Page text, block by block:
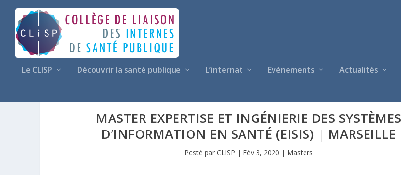
Le CLISP Découvrir la santé publique L’internat Evénements Actualités
MASTER EXPERTISE ET INGÉNIERIE DES SYSTÈMES
D’INFORMATION EN SANTÉ (EISIS) | MARSEILLE
Posté parCLISP | Fév 3, 2020 | Masters